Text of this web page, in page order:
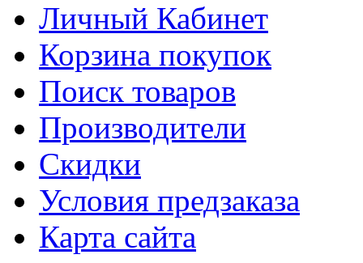
Личный Кабинет
Корзина покупок
Поиск товаров
Производители
Скидки
Условия предзаказа
Карта сайта